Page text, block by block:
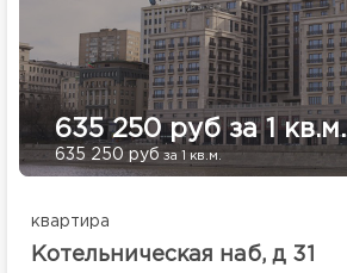
635 250 руб за 1 кв.м.
635 250 руб за 1 кв.м.
квартира
Котельническая наб, д 31